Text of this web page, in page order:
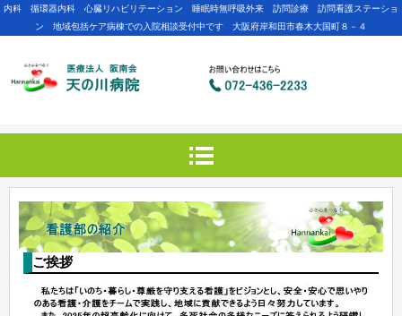
内科 循環器内科 心臓リハビリテーション 睡眠時無呼吸外来 訪問診療 訪問看護ステーショ
ン 地域包括ケア病棟での入院相談受付中です 大阪府岸和田市春木大国町８－４
ご挨拶